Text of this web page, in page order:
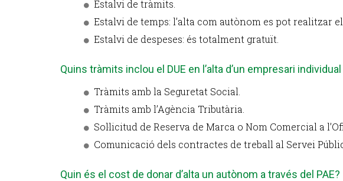
Estalvi de tràmits.
Estalvi de temps: l’alta com autònom es pot realitzar
Estalvi de despeses: és totalment gratuït.
Quins tràmits inclou el DUE en l’alta d’un empresari
Tràmits amb la Seguretat Social.
Tràmits amb l’Agència Tributària.
Sol·licitud de Reserva de Marca o Nom Comercial a
Comunicació dels contractes de treball al Servei
Quin és el cost de donar d’alta un autònom a través del PAE?